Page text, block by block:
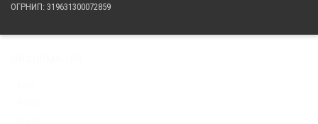
ОГРНИП: 319631300072859